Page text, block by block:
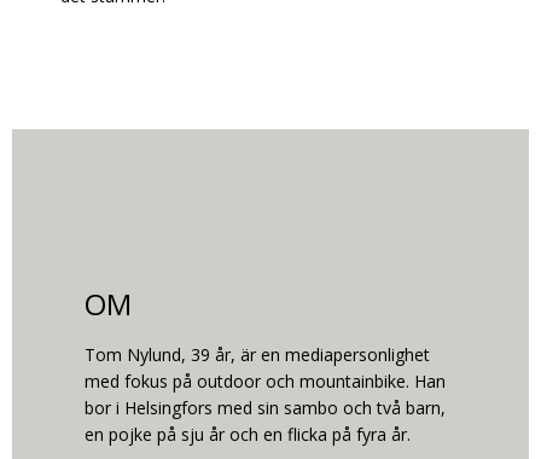
OM
Tom Nylund, 39 år, är en mediapersonlighet
med fokus på outdoor och mountainbike. Han
bor i Helsingfors med sin sambo och två barn,
en pojke på sju år och en flicka på fyra år.